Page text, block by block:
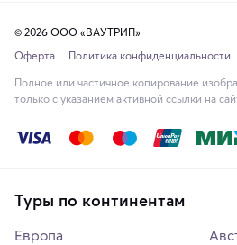
© 2026 ООО «ВАУТРИП»
Оферта
Политика конфиденциальности
Полное или частичное копирование
только с указанием активной ссылки на
Туры по континентам
Европа